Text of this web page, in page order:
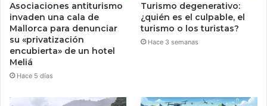
Asociaciones antiturismo
invaden una cala de
Mallorca para denunciar
su «privatización
encubierta» de un hotel
Meliá
Hace 5 días
Turismo degenerativo:
¿quién es el culpable, el
turismo o los turistas?
Hace 3 semanas